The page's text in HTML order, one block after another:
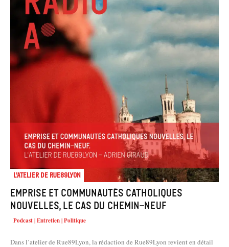
L'atelier de Rue89Lyon
Emprise et communautés catholiques
nouvelles, le cas du Chemin-Neuf
Podcast | Entretien | Politique
Dans l’atelier de Rue89Lyon, la rédaction de Rue89Lyon revient en détail